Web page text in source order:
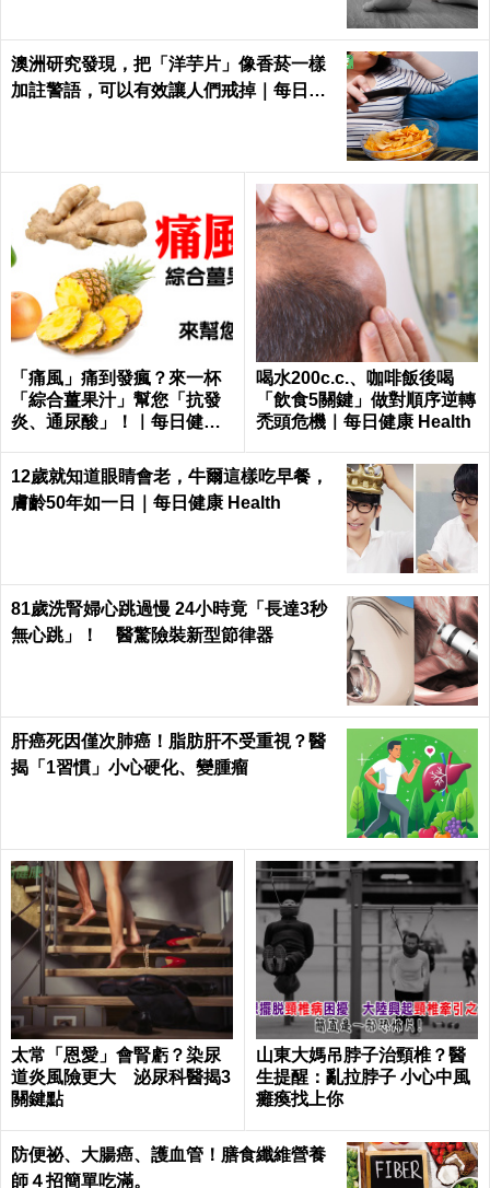
澳洲研究發現，把「洋芋片」像香菸一樣
加註警語，可以有效讓人們戒掉｜每日健
「痛風」痛到發瘋？來一杯
「綜合薑果汁」幫您「抗發
炎、通尿酸」！｜每日健康
喝水200c.c.、咖啡飯後喝
「飲食5關鍵」做對順序逆轉
禿頭危機｜每日健康 Health
12歲就知道眼睛會老，牛爾這樣吃早餐，
膚齡50年如一日｜每日健康 Health
81歲洗腎婦心跳過慢 24小時竟「長達3秒
無心跳」！ 醫驚險裝新型節律器
肝癌死因僅次肺癌！脂肪肝不受重視？醫
揭「1習慣」小心硬化、變腫瘤
太常「恩愛」會腎虧？染尿
道炎風險更大 泌尿科醫揭3
關鍵點
山東大媽吊脖子治頸椎？醫
生提醒：亂拉脖子 小心中風
癱瘓找上你
防便祕、大腸癌、護血管！膳食纖維營養
師４招簡單吃滿。